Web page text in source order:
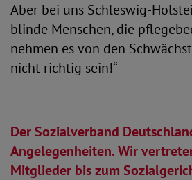
Aber bei uns Schleswig-
blinde Menschen, die
nehmen es von den
nicht richtig sein!“
Der Sozialverband
Angelegenheiten. Wir
Mitglieder bis zum